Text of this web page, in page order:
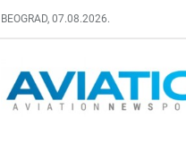
BEOGRAD, 07.08.2026.